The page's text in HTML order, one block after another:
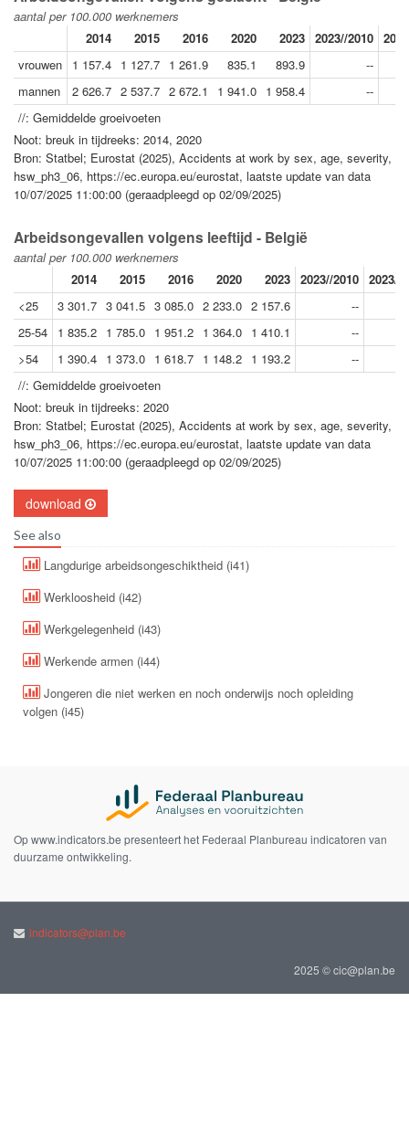
aantal per 100.000 werknemers
2014
2015 2016 2020 2023 2023//2010
vrouwen
1 157.4 1 127.7 1 261.9 835.1 893.9
--
mannen
2 626.7 2 537.7 2 672.1 1 941.0 1 958.4
--
//: Gemiddelde groeivoeten
Noot: breuk in tijdreeks: 2014, 2020
Bron: Statbel; Eurostat (2025), Accidents at work by sex, age, severity,
hsw_ph3_06, https://ec.europa.eu/eurostat, laatste update van data
10/07/2025 11:00:00 (geraadpleegd op 02/09/2025)
Arbeidsongevallen volgens leeftijd - België
aantal per 100.000 werknemers
2014
2015 2016 2020 2023 2023//2010 2023//
<25
3 301.7 3 041.5 3 085.0 2 233.0 2 157.6 --
25-54
1 835.2 1 785.0 1 951.2 1 364.0 1 410.1 --
>54
1 390.4 1 373.0 1 618.7 1 148.2 1 193.2 --
//: Gemiddelde groeivoeten
Noot: breuk in tijdreeks: 2020
Bron: Statbel; Eurostat (2025), Accidents at work by sex, age, severity,
hsw_ph3_06, https://ec.europa.eu/eurostat, laatste update van data
10/07/2025 11:00:00 (geraadpleegd op 02/09/2025)
download
See also
Langdurige arbeidsongeschiktheid (i41)
Werkloosheid (i42)
Werkgelegenheid (i43)
Werkende armen (i44)
Jongeren die niet werken en noch onderwijs noch opleiding
volgen (i45)
Op www.indicators.be presenteert het Federaal Planbureau indicatoren van
duurzame ontwikkeling.
indicators@plan.be
2025 © cic@plan.be